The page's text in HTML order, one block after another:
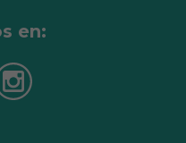
en: